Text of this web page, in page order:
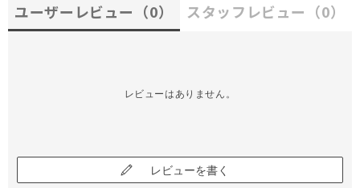
ユーザーレビュー （0） スタッフレビュー （0）
レビューはありません。
レビューを書く